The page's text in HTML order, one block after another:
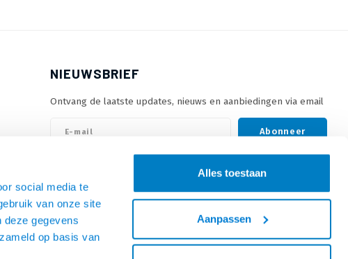
social media te
van onze site
deze gegevens
op basis van
Alles toestaan
Aanpassen
NIEUWSBRIEF
Ontvang de laatste updates, nieuws en aanbiedingen via email
Abonneer
VOLG ONS